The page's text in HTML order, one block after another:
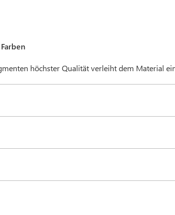
höchster Qualität verleiht dem Material